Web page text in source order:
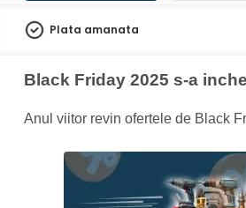
Plata amanata
Black Friday 2025 s-a
Anul viitor revin ofertele de Black